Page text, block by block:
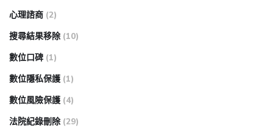
心理諮商 (2)
搜尋結果移除 (10)
數位口碑 (1)
數位隱私保護 (1)
數位風險保護 (4)
法院紀錄刪除 (29)